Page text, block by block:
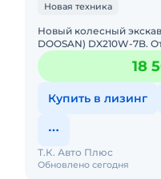
Новая техника
Новый колесный
DOOSAN) DX210W-7B.
DEVELON. Гарантия
ч.Лизинг: Поможем под
18
Купить в лизинг
Обновлено сегодня
Т.К. Авто Плюс